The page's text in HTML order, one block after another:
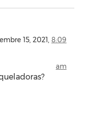
15, 2021, 8:09
am